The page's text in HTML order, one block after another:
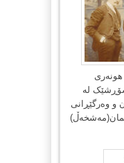
شۆڕشێک لە
و وەرگێڕانی